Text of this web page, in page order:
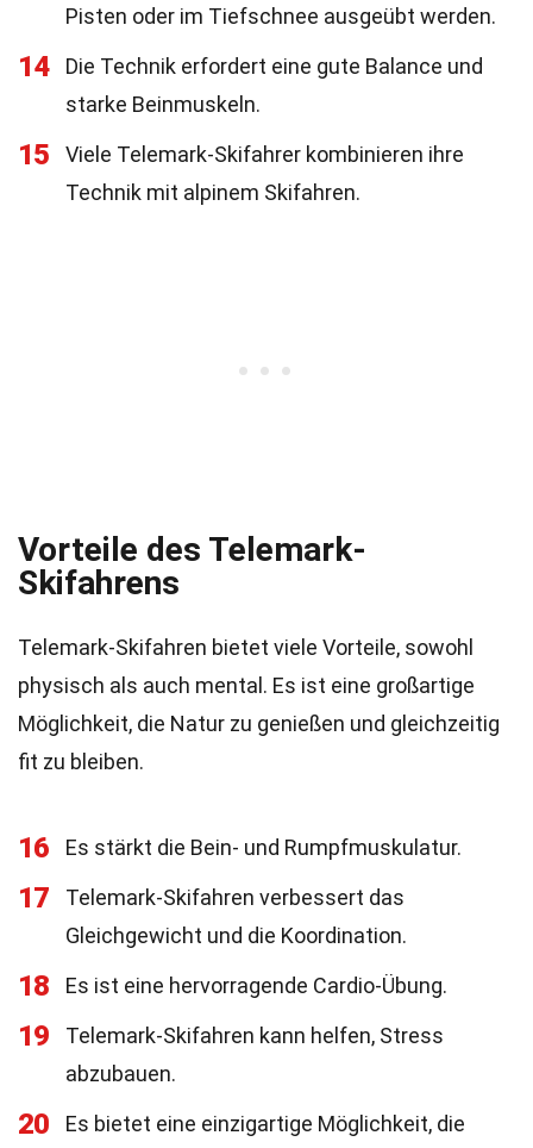
Pisten oder im Tiefschnee ausgeübt werden.
14
Die Technik erfordert eine gute Balance und
starke Beinmuskeln.
15
Viele Telemark-Skifahrer kombinieren ihre
Technik mit alpinem Skifahren.
Vorteile des Telemark-
Skifahrens
Telemark-Skifahren bietet viele Vorteile, sowohl
physisch als auch mental. Es ist eine großartige
Möglichkeit, die Natur zu genießen und gleichzeitig
fit zu bleiben.
16 Es stärkt die Bein- und Rumpfmuskulatur.
17
Telemark-Skifahren verbessert das
Gleichgewicht und die Koordination.
18 Es ist eine hervorragende Cardio-Übung.
19
Telemark-Skifahren kann helfen, Stress
abzubauen.
20
Es bietet eine einzigartige Möglichkeit, die